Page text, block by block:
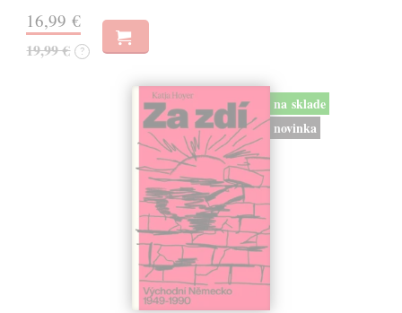
16,99 €
19,99 € ?
na sklade
novinka